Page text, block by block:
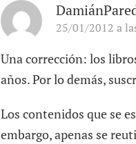
25/01/2012 a
Una corrección: los
años. Por lo demás,
Los contenidos que se
embargo, apenas se